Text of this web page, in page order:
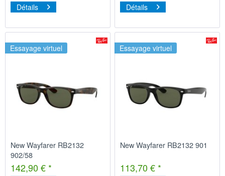
Détails Détails
Essayage virtuel
New Wayfarer RB2132
902/58
142,90 € *
Essayage virtuel
New Wayfarer RB2132 901
113,70 € *